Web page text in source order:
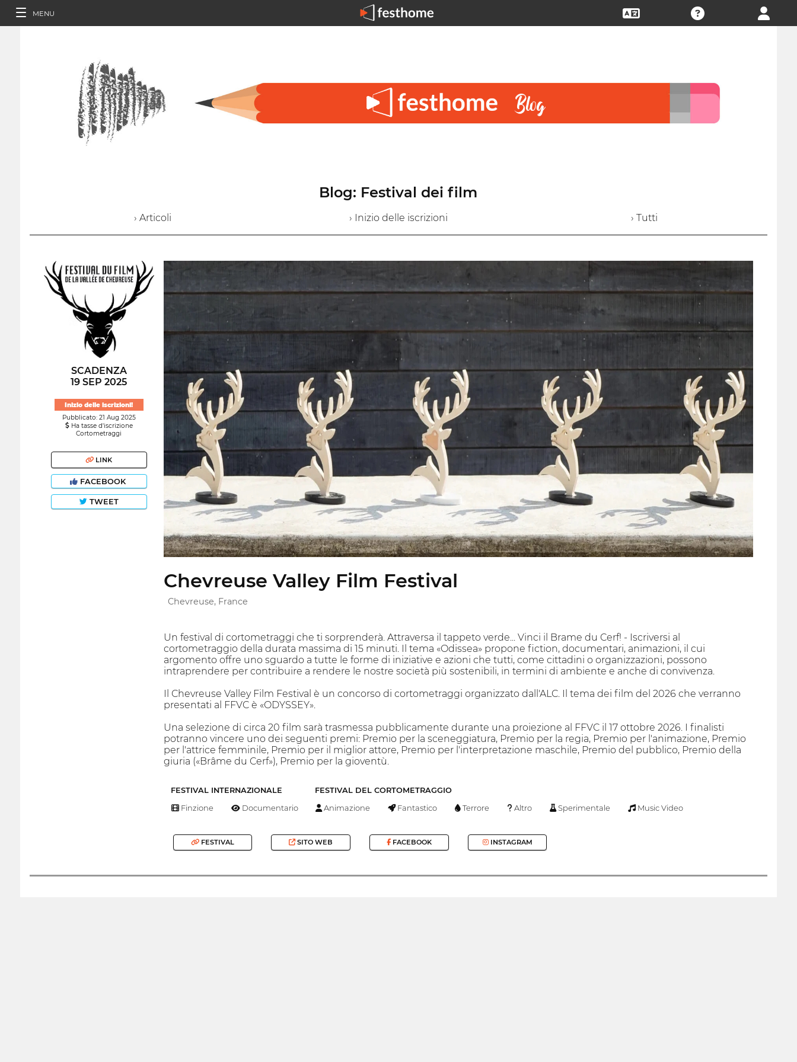
MENU
Blog: Festival dei film
› Articoli › Inizio delle iscrizioni › Tutti
SCADENZA
19 SEP 2025
Inizio delle iscrizioni!
Pubblicato: 21 Aug 2025
Ha tasse d'iscrizione
Cortometraggi
LINK
FACEBOOK
TWEET
Chevreuse Valley Film Festival
Chevreuse, France
Un festival di cortometraggi che ti sorprenderà. Attraversa il tappeto verde... Vinci il Brame du Cerf! - Iscriversi al
cortometraggio della durata massima di 15 minuti. Il tema «Odissea» propone fiction, documentari, animazioni, il cui
argomento offre uno sguardo a tutte le forme di iniziative e azioni che tutti, come cittadini o organizzazioni, possono
intraprendere per contribuire a rendere le nostre società più sostenibili, in termini di ambiente e anche di convivenza.
Il Chevreuse Valley Film Festival è un concorso di cortometraggi organizzato dall'ALC. Il tema dei film del 2026 che verranno
presentati al FFVC è «ODYSSEY».
Una selezione di circa 20 film sarà trasmessa pubblicamente durante una proiezione al FFVC il 17 ottobre 2026. I finalisti
potranno vincere uno dei seguenti premi: Premio per la sceneggiatura, Premio per la regia, Premio per l'animazione, Premio
per l'attrice femminile, Premio per il miglior attore, Premio per l'interpretazione maschile, Premio del pubblico, Premio della
giuria («Brâme du Cerf»), Premio per la gioventù.
FESTIVAL INTERNAZIONALE FESTIVAL DEL CORTOMETRAGGIO
Finzione Documentario Animazione Fantastico Terrore Altro Sperimentale Music Video
FESTIVAL SITO WEB FACEBOOK INSTAGRAM